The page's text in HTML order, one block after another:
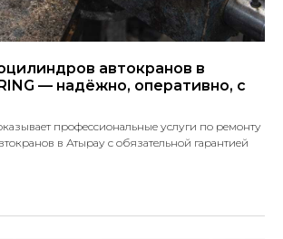
автокранов в
— надёжно, оперативно, с
профессиональные услуги по ремонту
в Атырау с обязательной гарантией